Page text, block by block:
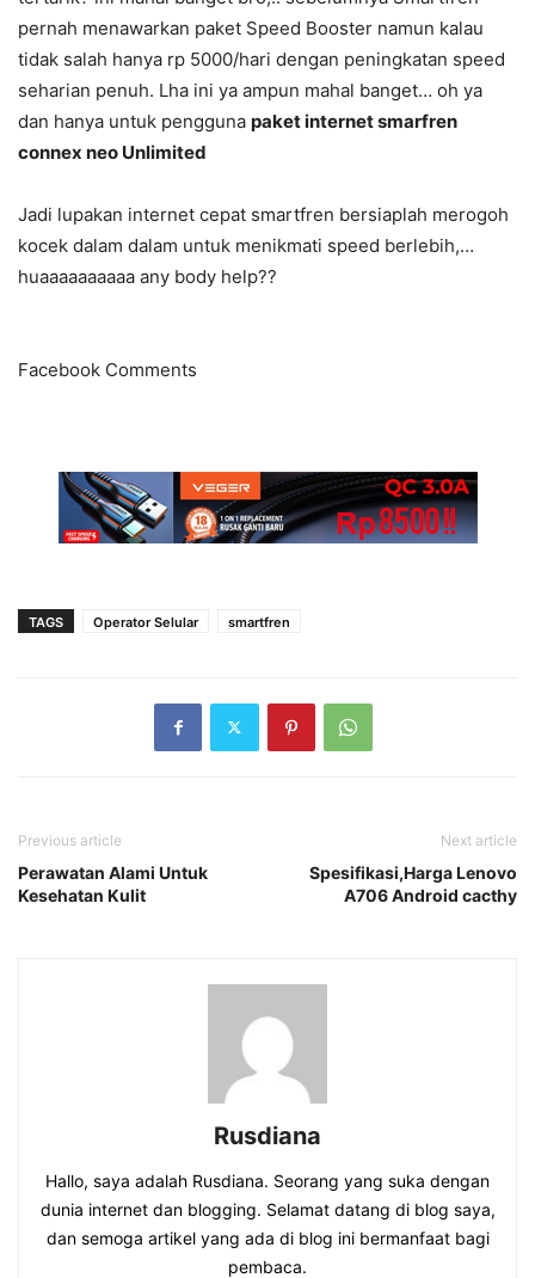
pernah menawarkan paket Speed Booster namun kalau
tidak salah hanya rp 5000/hari dengan peningkatan speed
seharian penuh. Lha ini ya ampun mahal banget… oh ya
dan hanya untuk pengguna paket internet smarfren
connex neo Unlimited
Jadi lupakan internet cepat smartfren bersiaplah merogoh
kocek dalam dalam untuk menikmati speed berlebih,…
huaaaaaaaaaa any body help??
Facebook Comments
TAGS Operator Selular smartfren
Previous article
Perawatan Alami Untuk
Kesehatan Kulit
Next article
Spesifikasi,Harga Lenovo
A706 Android cacthy
Rusdiana
Hallo, saya adalah Rusdiana. Seorang yang suka dengan
dunia internet dan blogging. Selamat datang di blog saya,
dan semoga artikel yang ada di blog ini bermanfaat bagi
pembaca.